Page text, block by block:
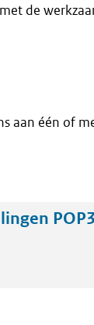
de
aan één of